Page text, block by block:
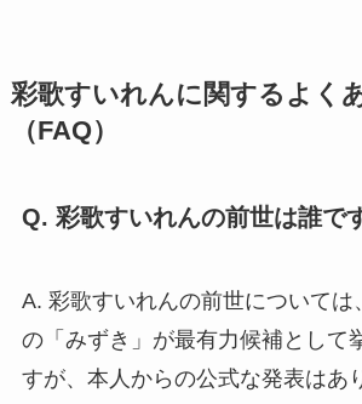
彩歌すいれんに関するよく
（FAQ）
Q. 彩歌すいれんの前世は誰で
A. 彩歌すいれんの前世については
の「みずき」が最有力候補として
すが、本人からの公式な発表はあ